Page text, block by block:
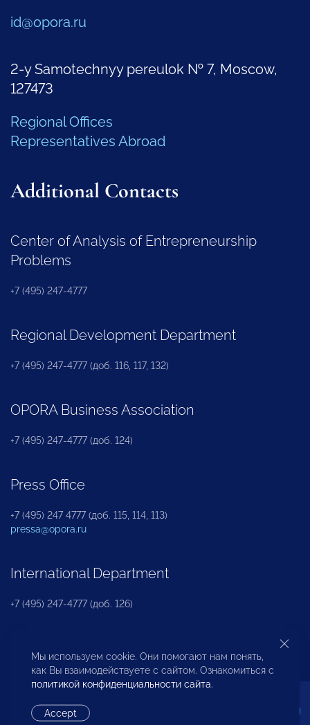
id@opora.ru
2-y Samotechnyy pereulok № 7, Moscow,
127473
Regional Offices
Representatives Abroad
Additional Contacts
Center of Analysis of Entrepreneurship
Problems
+7 (495) 247-4777
Regional Development Department
+7 (495) 247-4777 (доб. 116, 117, 132)
OPORA Business Association
+7 (495) 247-4777 (доб. 124)
Press Office
+7 (495) 247 4777 (доб. 115, 114, 113)
pressa@opora.ru
International Department
+7 (495) 247-4777 (доб. 126)
Business and Investment Rights Protection
Department
Мы используем cookie. Они помогают нам понять,
как Вы взаимодействуете с сайтом. Ознакомиться с
политикой конфиденциальности сайта.
Accept